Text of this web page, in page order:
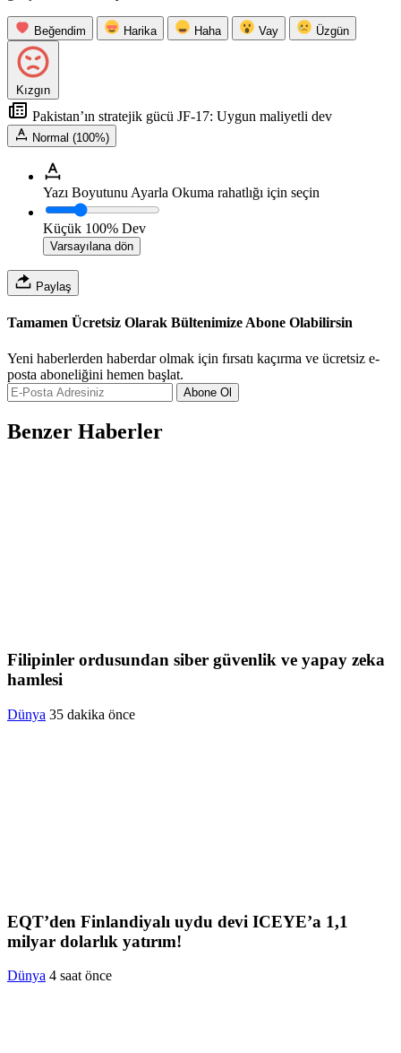
Beğendim Harika Haha Vay Üzgün
Kızgın
Pakistan’ın stratejik gücü JF-17: Uygun maliyetli dev
Normal (100%)
Yazı Boyutunu Ayarla Okuma rahatlığı için seçin
Küçük 100% Dev
Varsayılana dön
Paylaş
Tamamen Ücretsiz Olarak Bültenimize Abone Olabilirsin
Yeni haberlerden haberdar olmak için fırsatı kaçırma ve ücretsiz e-
posta aboneliğini hemen başlat.
Abone Ol
Benzer Haberler
Filipinler ordusundan siber güvenlik ve yapay zeka
hamlesi
Dünya 35 dakika önce
EQT’den Finlandiyalı uydu devi ICEYE’a 1,1
milyar dolarlık yatırım!
Dünya 4 saat önce